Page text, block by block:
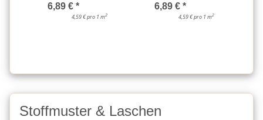
6,89 € *
4,59 € pro 1 m2
6,89 € *
4,59 € pro 1 m2
Stoffmuster & Laschen